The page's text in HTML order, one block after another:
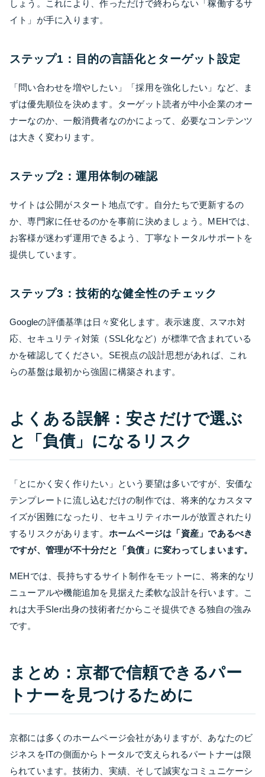
しょう。これにより、作っただけで終わらない「稼働するサ
イト」が手に入ります。
ステップ1：目的の言語化とターゲット設定
「問い合わせを増やしたい」「採用を強化したい」など、ま
ずは優先順位を決めます。ターゲット読者が中小企業のオー
ナーなのか、一般消費者なのかによって、必要なコンテンツ
は大きく変わります。
ステップ2：運用体制の確認
サイトは公開がスタート地点です。自分たちで更新するの
か、専門家に任せるのかを事前に決めましょう。MEHでは、
お客様が迷わず運用できるよう、丁寧なトータルサポートを
提供しています。
ステップ3：技術的な健全性のチェック
Googleの評価基準は日々変化します。表示速度、スマホ対
応、セキュリティ対策（SSL化など）が標準で含まれている
かを確認してください。SE視点の設計思想があれば、これ
らの基盤は最初から強固に構築されます。
よくある誤解：安さだけで選ぶ
と「負債」になるリスク
「とにかく安く作りたい」という要望は多いですが、安価な
テンプレートに流し込むだけの制作では、将来的なカスタマ
イズが困難になったり、セキュリティホールが放置されたり
するリスクがあります。 ホームページは「資産」であるべき
ですが、管理が不十分だと「負債」に変わってしまいます。
MEHでは、長持ちするサイト制作をモットーに、将来的なリ
ニューアルや機能追加を見据えた柔軟な設計を行います。こ
れは大手SIer出身の技術者だからこそ提供できる独自の強み
です。
まとめ：京都で信頼できるパー
トナーを見つけるために
京都には多くのホームページ会社がありますが、あなたのビ
ジネスをITの側面からトータルで支えられるパートナーは限
られています。技術力、実績、そして誠実なコミュニケーシ